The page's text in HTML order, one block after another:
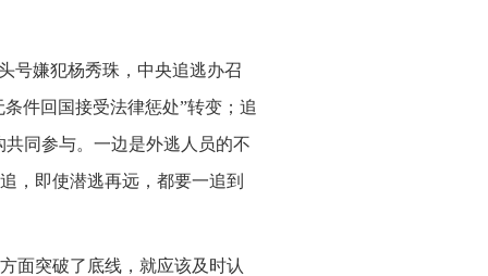
号嫌犯杨秀珠，中央追逃办召
件回国接受法律惩处”转变；追
共同参与。一边是外逃人员的不
，即使潜逃再远，都要一追到
面突破了底线，就应该及时认